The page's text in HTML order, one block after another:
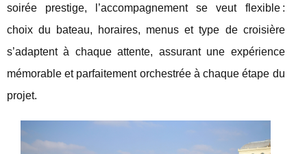
soirée prestige, l’accompagnement se veut flexible :
choix du bateau, horaires, menus et type de croisière
s’adaptent à chaque attente, assurant une expérience
mémorable et parfaitement orchestrée à chaque étape du
projet.